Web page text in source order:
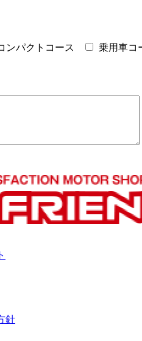
ンパクトコース 乗用車コ
針